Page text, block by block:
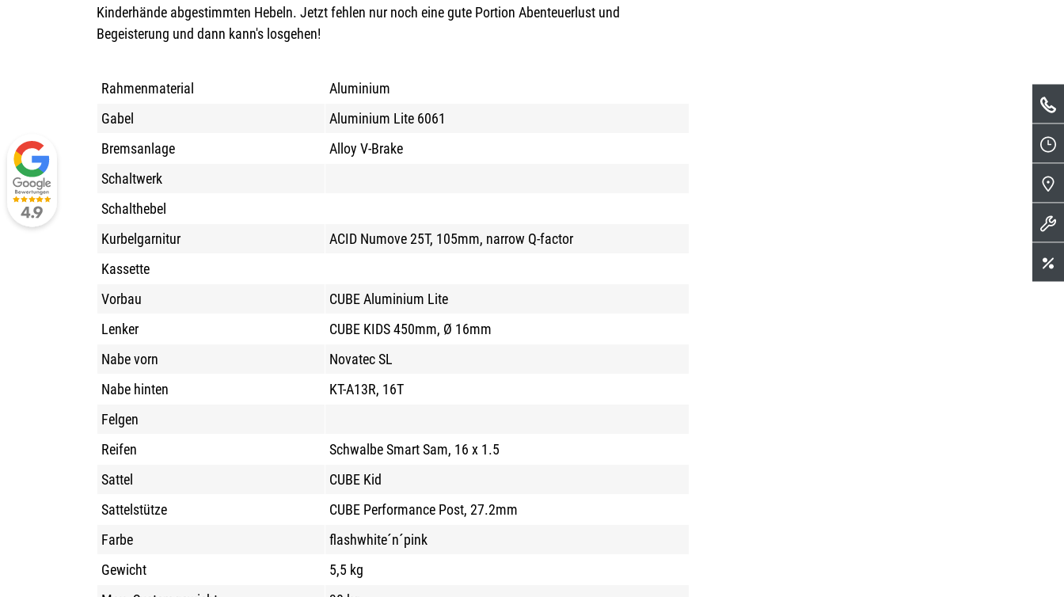
Kinderhände abgestimmten Hebeln. Jetzt fehlen nur noch eine gute Portion Abenteuerlust und
Begeisterung und dann kann's losgehen!
Rahmenmaterial
Aluminium
Gabel
Aluminium Lite 6061
Bremsanlage
Alloy V-Brake
Schaltwerk
Schalthebel
Kurbelgarnitur
ACID Numove 25T, 105mm, narrow Q-factor
Kassette
Vorbau
CUBE Aluminium Lite
Lenker
CUBE KIDS 450mm, Ø 16mm
Nabe vorn
Novatec SL
Nabe hinten
KT-A13R, 16T
Felgen
Reifen
Schwalbe Smart Sam, 16 x 1.5
Sattel
CUBE Kid
Sattelstütze
CUBE Performance Post, 27.2mm
Farbe
flashwhite´n´pink
Gewicht
5,5 kg